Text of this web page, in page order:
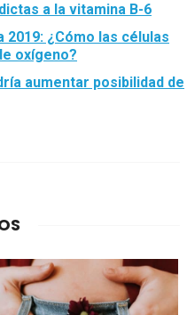
a la vitamina B-6
2019: ¿Cómo las células
oxígeno?
aumentar posibilidad de